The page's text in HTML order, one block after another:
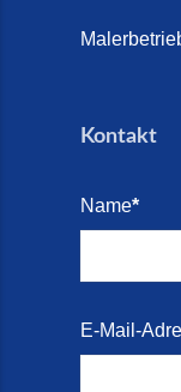
Kontakt
Name*
E-Mail-